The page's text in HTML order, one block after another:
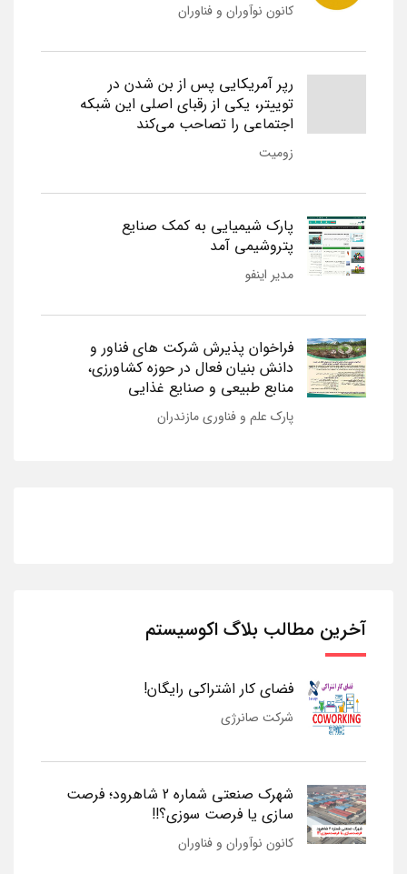
کانون نوآوران و فناوران
رپر آمریکایی پس از بن شدن در
توییتر، یکی از رقبای اصلی این شبکه
اجتماعی را تصاحب می‌کند
زومیت
پارک شیمیایی به کمک صنایع
پتروشیمی آمد
مدیر اینفو
فراخوان پذیرش شرکت های فناور و
دانش بنیان فعال در حوزه کشاورزی،
منابع طبیعی و صنایع غذایی
پارک علم و فناوری مازندران
آخرین مطالب بلاگ اکوسیستم
فضای کار اشتراکی رایگان!
شرکت صانرژی
شهرک صنعتی شماره 2 شاهرود؛ فرصت
سازی یا فرصت سوزی؟!!
کانون نوآوران و فناوران